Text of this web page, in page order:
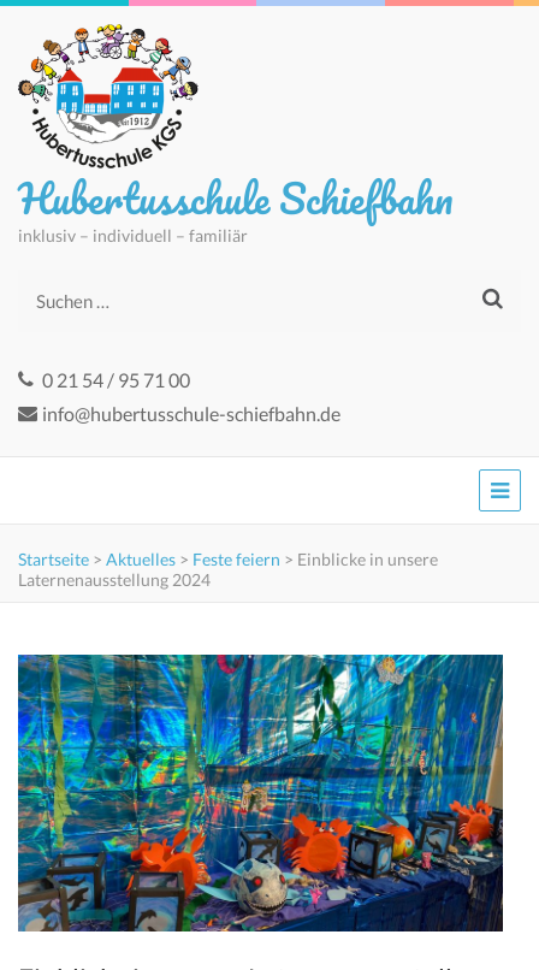
Hubertusschule Schiefbahn
inklusiv – individuell – familiär
Suchen
0 21 54 / 95 71 00
info@hubertusschule-schiefbahn.de
Startseite > Aktuelles > Feste feiern > Einblicke in unsere
Laternenausstellung 2024